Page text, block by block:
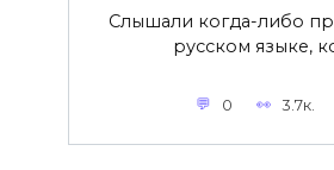
Слышали когда-либо
русском языке,
0 3.7к.